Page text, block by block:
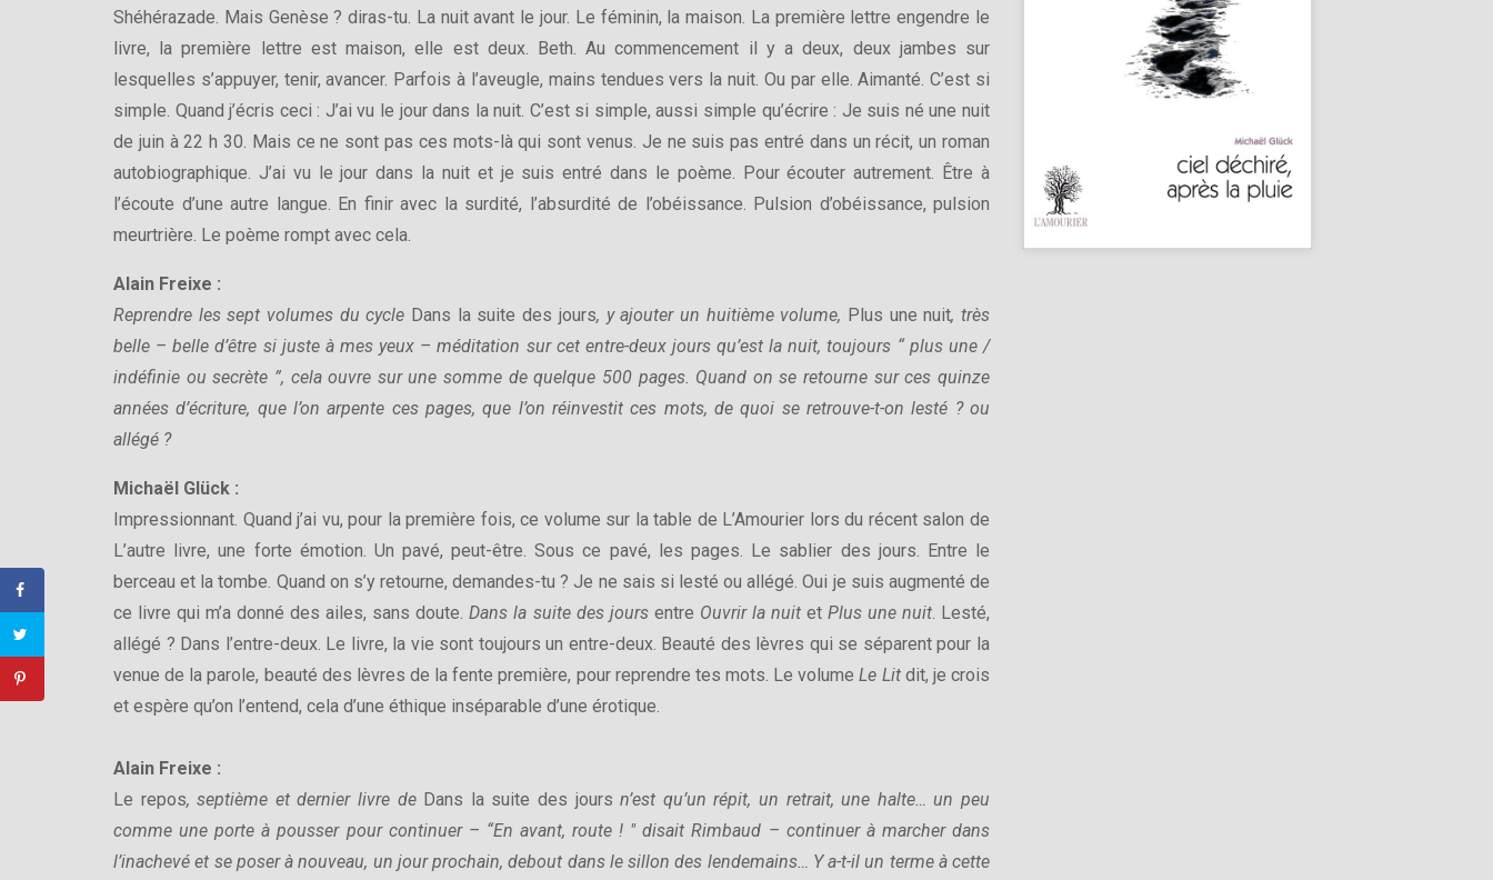
Shéhérazade. Mais Genèse ? diras-tu. La nuit avant le jour. Le féminin, la maison. La première lettre engendre le
livre, la première lettre est maison, elle est deux. Beth. Au commencement il y a deux, deux jambes sur
lesquelles s’appuyer, tenir, avancer. Parfois à l’aveugle, mains tendues vers la nuit. Ou par elle. Aimanté. C’est si
simple. Quand j’écris ceci : J’ai vu le jour dans la nuit. C’est si simple, aussi simple qu’écrire : Je suis né une nuit
de juin à 22 h 30. Mais ce ne sont pas ces mots-là qui sont venus. Je ne suis pas entré dans un récit, un roman
autobiographique. J’ai vu le jour dans la nuit et je suis entré dans le poème. Pour écouter autrement. Être à
l’écoute d’une autre langue. En finir avec la surdité, l’absurdité de l’obéissance. Pulsion d’obéissance, pulsion
meurtrière. Le poème rompt avec cela.
Alain Freixe :
Reprendre les sept volumes du cycle Dans la suite des jours, y ajouter un huitième volume, Plus une nuit, très
belle – belle d’être si juste à mes yeux – méditation sur cet entre-deux jours qu’est la nuit, toujours “ plus une /
indéfinie ou secrète ”, cela ouvre sur une somme de quelque 500 pages. Quand on se retourne sur ces quinze
années d’écriture, que l’on arpente ces pages, que l’on réinvestit ces mots, de quoi se retrouve-t-on lesté ? ou
allégé ?
Michaël Glück :
Impressionnant. Quand j’ai vu, pour la première fois, ce volume sur la table de L’Amourier lors du récent salon de
L’autre livre, une forte émotion. Un pavé, peut-être. Sous ce pavé, les pages. Le sablier des jours. Entre le
berceau et la tombe. Quand on s’y retourne, demandes-tu ? Je ne sais si lesté ou allégé. Oui je suis augmenté de
ce livre qui m’a donné des ailes, sans doute.Dans la suite des joursentre Ouvrir la nuitet Plus une nuit. Lesté,
allégé ? Dans l’entre-deux. Le livre, la vie sont toujours un entre-deux. Beauté des lèvres qui se séparent pour la
venue de la parole, beauté des lèvres de la fente première, pour reprendre tes mots. Le volumeLe Litdit, je crois
et espère qu’on l’entend, cela d’une éthique inséparable d’une érotique.
Alain Freixe :
Le repos, septième et dernier livre de Dans la suite des jours n’est qu’un répit, un retrait, une halte… un peu
comme une porte à pousser pour continuer – “En avant, route ! " disait Rimbaud – continuer à marcher dans
l’inachevé et se poser à nouveau, un jour prochain, debout dans le sillon des lendemains… Y a-t-il un terme à cette